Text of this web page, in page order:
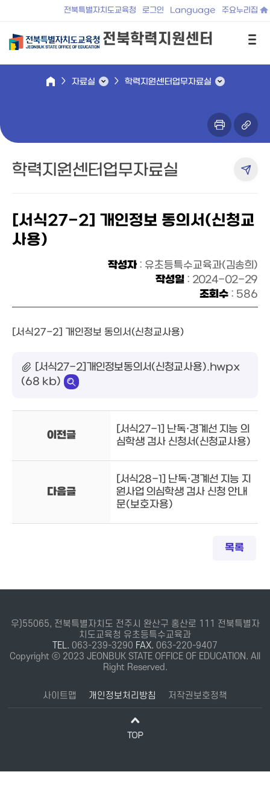
전북특별자치도교육청 로그인 Language 주요누리집
전북학력지원센터
자료실 학력지원센터업무자료실
학력지원센터업무자료실
[서식27-2] 개인정보 동의서(신청교
사용)
작성자: 유초등특수교육과(김송희)
작성일 : 2024-02-29
조회수 : 586
[서식27-2] 개인정보 동의서(신청교사용)
[서식27-2]개인정보동의서(신청교사용).hwpx
(68 kb)
이전글
[서식27-1] 난독·경계선 지능 의
심학생 검사 신청서(신청교사용)
다음글
[서식28-1] 난독·경계선 지능 지
원사업 의심학생 검사 신청 안내
문(보호자용)
목록
우)55065, 전북특별자치도 전주시 완산구 홍산로 111 전북특별자
치도교육청 유초등특수교육과
TEL. 063-239-3290 FAX. 063-220-9407
Copyright ⓒ 2023 JEONBUK STATE OFFICE OF EDUCATION. All
Right Reserved.
사이트맵 개인정보처리방침 저작권보호정책